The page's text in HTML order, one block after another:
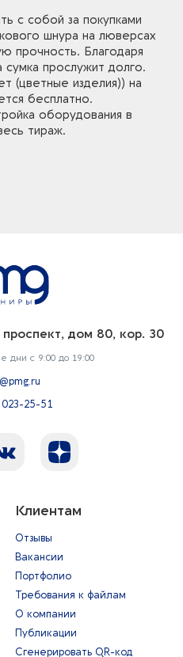
с собой за покупками
шнура на люверсах
прочность. Благодаря
сумка прослужит долго.
(цветные изделия)) на
бесплатно.
оборудования в
тираж.
дом 80, кор. 30
дни с 9:00 до 19:00
25-51
Клиентам
Отзывы
Вакансии
Портфолио
Требования к файлам
О компании
Публикации
Сгенерировать QR-код